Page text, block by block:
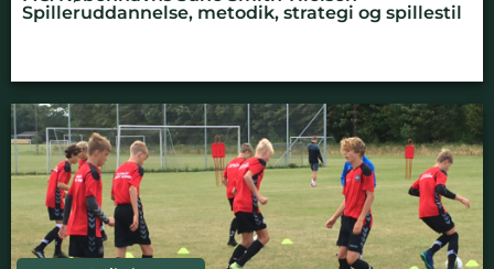
Spilleruddannelse, metodik, strategi og spillestil